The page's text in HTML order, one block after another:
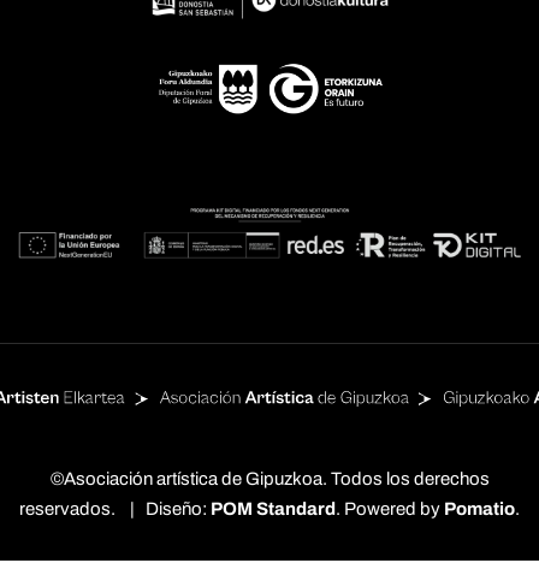
©Asociación artística de Gipuzkoa. Todos los derechos
reservados. | Diseño: POM Standard. Powered by Pomatio.